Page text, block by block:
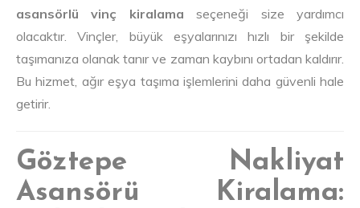
asansörlü vinç kiralama seçeneği size yardımcı
olacaktır. Vinçler, büyük eşyalarınızı hızlı bir şekilde
taşımanıza olanak tanır ve zaman kaybını ortadan kaldırır.
Bu hizmet, ağır eşya taşıma işlemlerini daha güvenli hale
getirir.
Göztepe Nakliyat
Asansörü Kiralama: